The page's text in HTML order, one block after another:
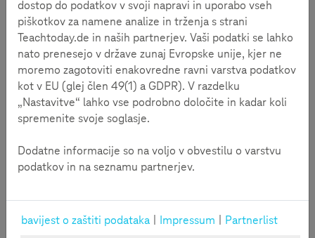
Kompetentno rukovanje digitalnim medijima sve je važnije.
Već je za djecu i mlade važno da kreativno i sigurno koriste
medije, pomoću njih suvereno komuniciraju kao i da znaju
razumjeti i ocijeniti tako prikupljene informacije. Test
medijske kompetencije inicijative Teachtoday upravo tu
pomaže.
Test medijske kompetencije
dostop do podatkov v svoji napravi in uporabo vseh
piškotkov za namene analize in trženja s strani
Teachtoday.de in naših partnerjev. Vaši podatki se lahko
nato prenesejo v države zunaj Evropske unije, kjer ne
moremo zagotoviti enakovredne ravni varstva podatkov
kot v EU (glej člen 49(1) a GDPR). V razdelku
„Nastavitve“ lahko vse podrobno določite in kadar koli
spremenite svoje soglasje.
Dodatne informacije so na voljo v obvestilu o varstvu
podatkov in na seznamu partnerjev.
bavijest o zaštiti podataka Impressum
Partnerlist